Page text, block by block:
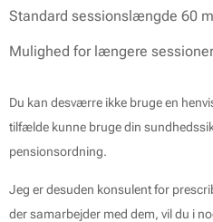
Standard sessionslængde 60
Mulighed for længere sessioner
Du kan desværre ikke bruge en
tilfælde kunne bruge din
pensionsordning.
Jeg er desuden konsulent for
der samarbejder med dem, vil du i